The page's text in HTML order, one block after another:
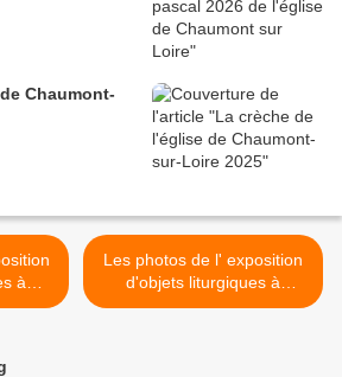
Chaumont-
à
2014
Les photos de l' exposition
d'objets liturgiques à
Chaumont le 14 juin 2014 >